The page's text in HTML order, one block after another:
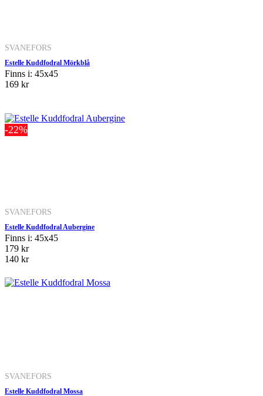
SVANEFORS
Estelle Kuddfodral Mörkblå
Finns i: 45x45
169 kr
-22%
SVANEFORS
Estelle Kuddfodral Aubergine
Finns i: 45x45
179 kr
140 kr
SVANEFORS
Estelle Kuddfodral Mossa